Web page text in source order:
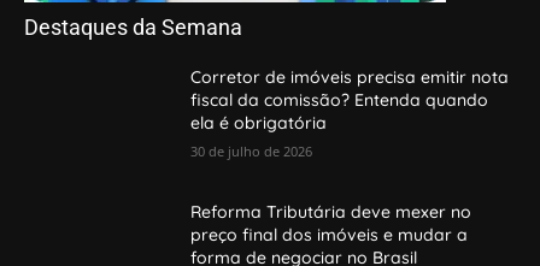
Destaques da Semana
Corretor de imóveis precisa emitir nota
fiscal da comissão? Entenda quando
ela é obrigatória
30 de julho de 2026
Reforma Tributária deve mexer no
preço final dos imóveis e mudar a
forma de negociar no Brasil